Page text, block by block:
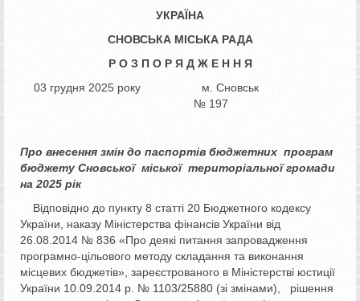
УКРАЇНА
СНОВСЬКА МІСЬКА РАДА
Р О З П О Р Я Д Ж Е Н Н Я
03 грудня 2025 року м. Сновськ
№ 197
Про внесення змін до паспортів бюджетних програм
бюджету Сновської міської територіальноїгромади
на 2025 рік
Відповідно до пункту 8 статті 20 Бюджетного кодексу
України, наказу Міністерства фінансів України від
26.08.2014 № 836 «Про деякі питання запровадження
програмно-цільового методу складання та виконання
місцевих бюджетів», зареєстрованого в Міністерстві юстиції
України 10.09.2014 р. № 1103/25880 (зі змінами), рішення